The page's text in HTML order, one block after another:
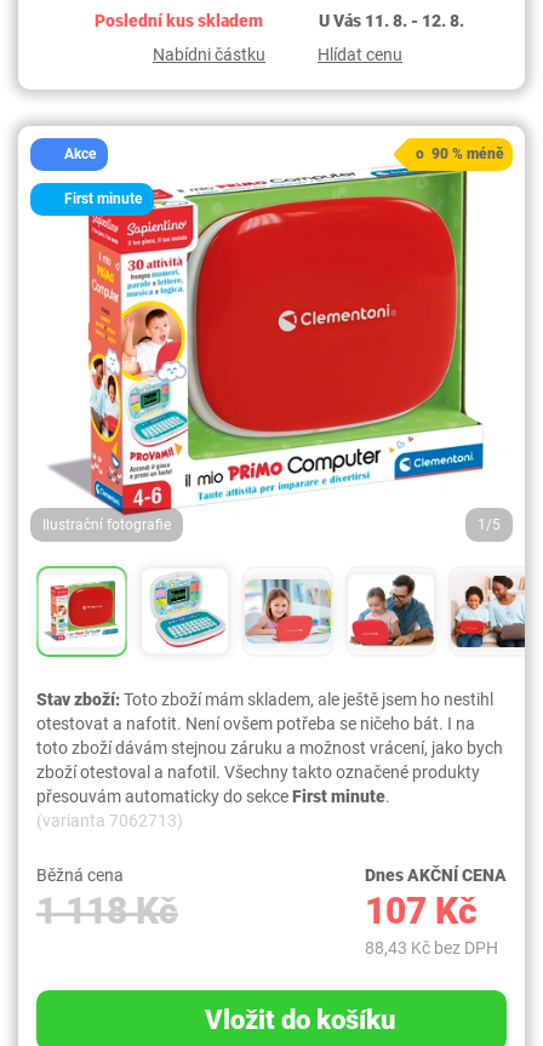
Poslední kus skladem
U Vás 11. 8. - 12. 8.
Nabídni částku
Hlídat cenu
Akce
First minute
Ilustrační fotografie 1/5
o 90 % méně
Stav zboží:Toto zboží mám skladem, ale ještě jsem ho nestihl
otestovat a nafotit. Není ovšem potřeba se ničeho bát. I na
toto zboží dávám stejnou záruku a možnost vrácení, jako bych
zboží otestoval a nafotil. Všechny takto označené produkty
přesouvám automaticky do sekceFirst minute.
(varianta 7062713)
Běžná cena
1 118 Kč
Dnes AKČNÍ CENA
107 Kč
88,43 Kč bez DPH
Vložit do košíku